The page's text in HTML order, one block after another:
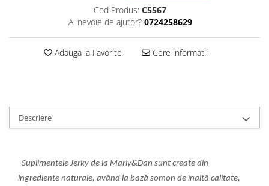
Cod Produs: C5567
Ai nevoie de ajutor? 0724258629
Adauga la Favorite Cere informatii
Descriere
Suplimentele Jerky de la Marly&Dan sunt create din
ingrediente naturale, având la bază somon de înaltă calitate,